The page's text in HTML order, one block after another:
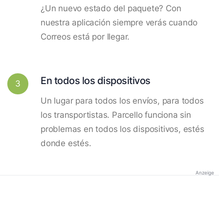
¿Un nuevo estado del paquete? Con
nuestra aplicación siempre verás cuando
Correos está por llegar.
3 En todos los dispositivos
Un lugar para todos los envíos, para todos
los transportistas. Parcello funciona sin
problemas en todos los dispositivos, estés
donde estés.
Anzeige